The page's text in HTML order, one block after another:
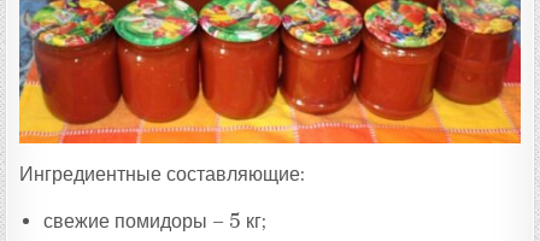
Ингредиентные составляющие:
свежие помидоры – 5 кг;